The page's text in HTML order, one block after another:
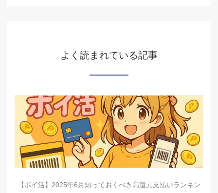
よく読まれている記事
【ポイ活】2025年6月知っておくべき高還元支払いランキン